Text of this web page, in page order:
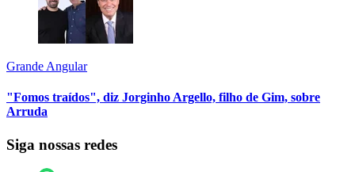
Grande Angular
"Fomos traídos", diz Jorginho Argello, filho de Gim, sobre
Arruda
Siga nossas redes